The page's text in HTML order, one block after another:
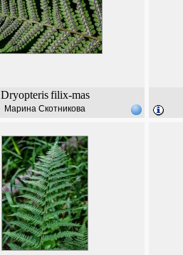
Dryopteris filix-mas
Марина Скотникова